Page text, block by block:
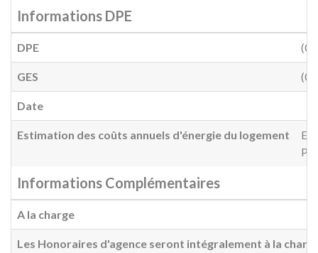
Informations DPE
DPE (0)
GES (0)
Date
Estimation des coûts annuels d'énergie du logement
Informations Complémentaires
A la charge
Les Honoraires d'agence seront intégralement à la